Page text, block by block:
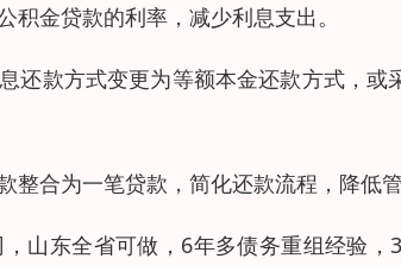
金贷款的利率，减少利息支出。
还款方式变更为等额本金还款方式，
整合为一笔贷款，简化还款流程，降低管
山东全省可做，6年多债务重组经验